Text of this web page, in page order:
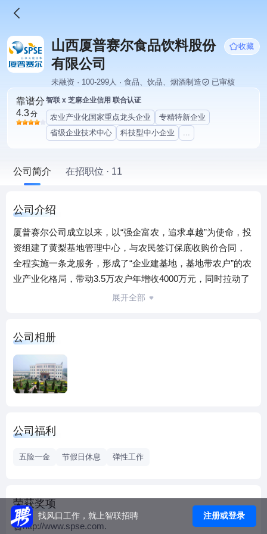
山西厦普赛尔食品饮料股份
有限公司
收藏
未融资 · 100-299人 · 食品、饮品、烟酒制造 已审核
靠谱分
4.3分
智联 x 芝麻企业信用 联合认证
农业产业化国家重点龙头企业
专精特新企业
省级企业技术中心
科技型中小企业 ...
公司简介 在招职位 · 11
公司介绍
厦普赛尔公司成立以来，以“强企富农，追求卓越”为使命，投
资组建了黄梨基地管理中心，与农民签订保底收购价合同，
全程实施一条龙服务，形成了“企业建基地，基地带农户”的农
业产业化格局，带动3.5万农户年增收4000万元，同时拉动了
养蜂业、包装业、运输业的同步发展，创社会效益近2亿
化管理；公司坚持以人为本，鼓励员工“自动学习沟通，自发
自我超越”，积极推行“员工六项修养”，现已形成了一支高水
平、高素质的管理及技术队伍，人才综合实力日益提高，竞
争优势愈加显著！山西高平盛产黄梨，是高平支柱产业。90
为首的一班人，创建了厦普赛尔饮料公司；
ISO9001：2000版质量管理体系认证；2004年，年产十万吨
饮料加工项目在高平市农产品加工园区奠基开工；2005年，
展开全部
公司相册
公司福利
五险一金 节假日休息 弹性工作
荣获奖项
http://www.spse.com.
找风口工作，就上智联招聘 注册或登录